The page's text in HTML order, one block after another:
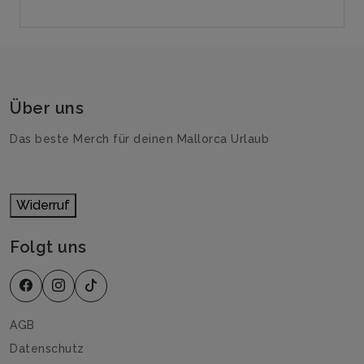
Über uns
Das beste Merch für deinen Mallorca Urlaub
Widerruf
Folgt uns
AGB
Datenschutz